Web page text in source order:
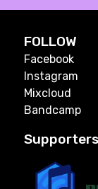
FOLLOW
Facebook
Instagram
Mixcloud
Bandcamp
Supporters